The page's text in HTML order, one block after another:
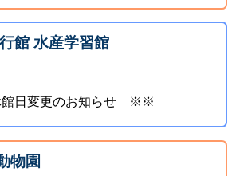
館 水産学習館
館日変更のお知らせ ※※
物園